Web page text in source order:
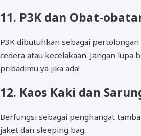
11. P3K dan Obat-
P3K dibutuhkan sebagai
cedera atau kecelakaan. Jangan lupa
pribadimu ya jika ada!
12. Kaos Kaki dan
Berfungsi sebagai penghangat
jaket dan sleeping bag.